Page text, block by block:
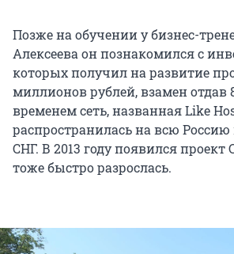
Позже на обучении у бизнес-
Алексеева он познакомился с
которых получил на развитие
миллионов рублей, взамен отдав
временем сеть, названная Like
распространилась на всю
СНГ. В 2013 году появился проект
тоже быстро разрослась.